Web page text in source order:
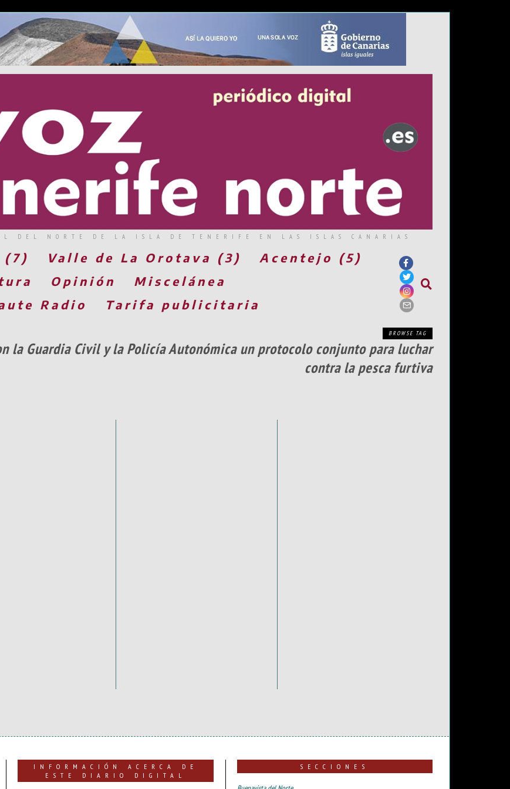
DEL NORTE DE LA ISLA DE TENERIFE EN LAS ISLAS CANARIAS
(7) Valle de La Orotava (3)
Acentejo (5)
Opinión
Miscelánea
Radio
Tarifa publicitaria
BROWSE TAG
la Guardia Civil y la Policía Autonómica un protocolo conjunto para luchar
contra la pesca furtiva
INFORMACIÓN ACERCA DE
ESTE DIARIO DIGITAL
SECCIONES